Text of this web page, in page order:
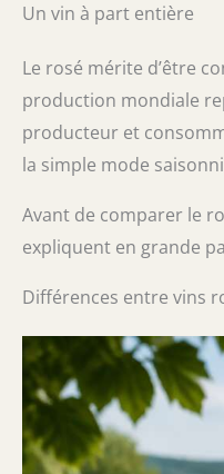
Un vin à part entière
Le rosé mérite d’être
production mondiale
producteur et
la simple mode
Avant de comparer le
expliquent en grande
Différences entre vins